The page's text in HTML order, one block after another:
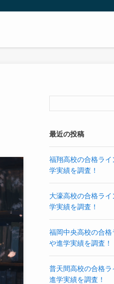
最近の投稿
福翔高校の合格ラ
学実績を調査！
大濠高校の合格ラ
学実績を調査！
福岡中央高校の合格
や進学実績を調査！
普天間高校の合格
進学実績を調査！